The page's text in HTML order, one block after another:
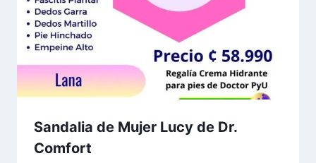
Sandalia de Mujer Lucy de Dr.
Comfort